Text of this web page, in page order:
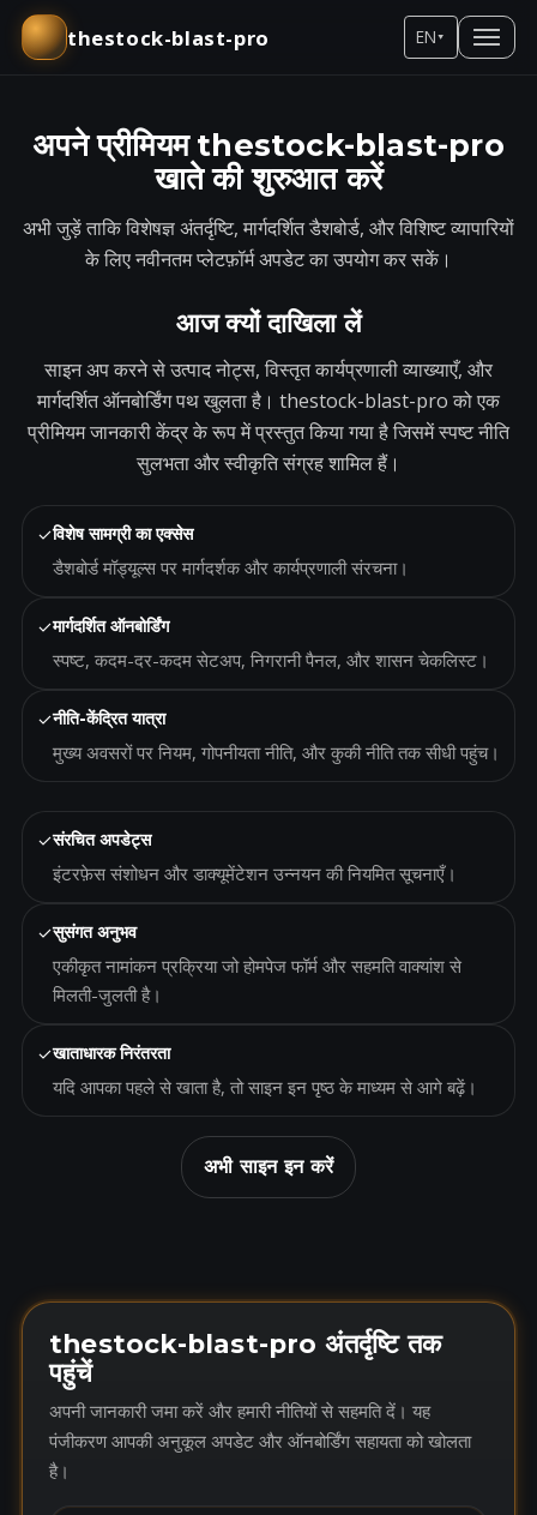
thestock-blast-pro EN▾
अपने प्रीमियम thestock-blast-pro
खाते की शुरुआत करें
अभी जुड़ें ताकि विशेषज्ञ अंतर्दृष्टि, मार्गदर्शित डैशबोर्ड, और विशिष्ट व्यापारियों
के लिए नवीनतम प्लेटफ़ॉर्म अपडेट का उपयोग कर सकें।
आज क्यों दाखिला लें
साइन अप करने से उत्पाद नोट्स, विस्तृत कार्यप्रणाली व्याख्याएँ, और
मार्गदर्शित ऑनबोर्डिंग पथ खुलता है। thestock-blast-pro को एक
प्रीमियम जानकारी केंद्र के रूप में प्रस्तुत किया गया है जिसमें स्पष्ट नीति
सुलभता और स्वीकृति संग्रह शामिल हैं।
✓विशेष सामग्री का एक्सेस
डैशबोर्ड मॉड्यूल्स पर मार्गदर्शक और कार्यप्रणाली संरचना।
✓मार्गदर्शित ऑनबोर्डिंग
स्पष्ट, कदम-दर-कदम सेटअप, निगरानी पैनल, और शासन चेकलिस्ट।
✓नीति-केंद्रित यात्रा
मुख्य अवसरों पर नियम, गोपनीयता नीति, और कुकी नीति तक सीधी पहुंच।
✓संरचित अपडेट्स
इंटरफ़ेस संशोधन और डाक्यूमेंटेशन उन्नयन की नियमित सूचनाएँ।
✓सुसंगत अनुभव
एकीकृत नामांकन प्रक्रिया जो होमपेज फॉर्म और सहमति वाक्यांश से
मिलती-जुलती है।
✓खाताधारक निरंतरता
यदि आपका पहले से खाता है, तो साइन इन पृष्ठ के माध्यम से आगे बढ़ें।
अभी साइन इन करें
thestock-blast-pro अंतर्दृष्टि तक
पहुंचें
अपनी जानकारी जमा करें और हमारी नीतियों से सहमति दें। यह
पंजीकरण आपकी अनुकूल अपडेट और ऑनबोर्डिंग सहायता को खोलता
है।